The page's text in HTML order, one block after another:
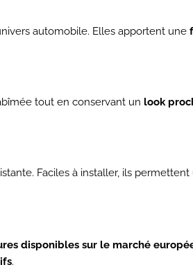
automobile. Elles apportent une
tout en conservant un look
Faciles à installer, ils permettent
disponibles sur le marché
.